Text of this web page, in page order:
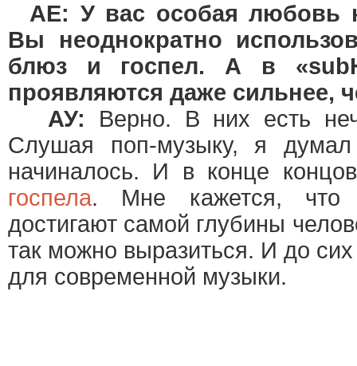
AE: У вас особая любовь
Вы неоднократно
блюз и госпел. А в
проявляются даже сильнее,
АУ: Верно. В них есть
Слушая поп-музыку, я
начиналось. И в конце
госпела. Мне кажется, что
достигают самой глубины
так можно выразиться. И до
для современной музыки.